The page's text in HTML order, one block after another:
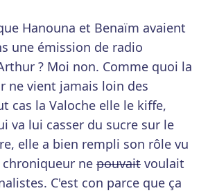
Hanouna et Benaïm avaient
une émission de radio
? Moi non. Comme quoi la
ne vient jamais loin des
cas la Valoche elle le kiffe,
va lui casser du sucre sur le
elle a bien rempli son rôle vu
ne pouvait voulait
C'est con parce que ça